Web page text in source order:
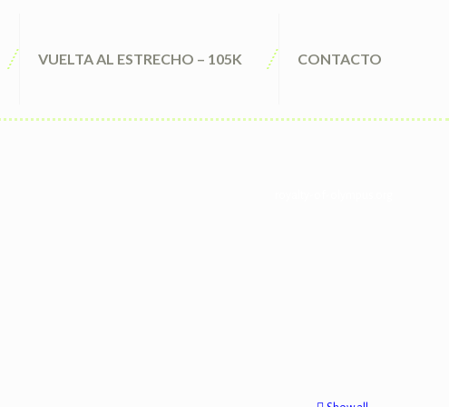
VUELTA AL ESTRECHO – 105K CONTACTO